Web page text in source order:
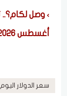
أغسطس 2026 في البنوك
سعر الدولار اليوم